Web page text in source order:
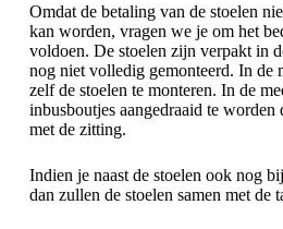
Omdat de betaling van de stoelen
kan worden, vragen we je om het
voldoen. De stoelen zijn verpakt in
nog niet volledig gemonteerd. In de
zelf de stoelen te monteren. In de
inbusboutjes aangedraaid te worden
met de zitting.
Indien je naast de stoelen ook nog
dan zullen de stoelen samen met de